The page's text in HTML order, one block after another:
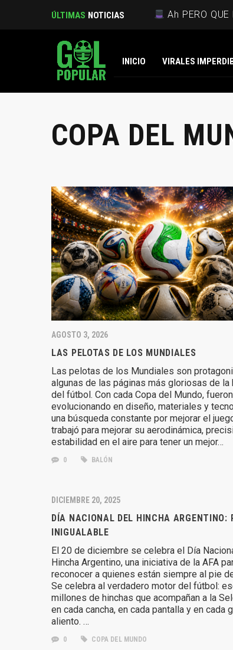
ÚLTIMAS NOTICIAS Ah PERO
INICIO VIRALES
COPA DEL
AGOSTO 3, 2026
LAS PELOTAS DE LOS MUNDIALES
Las pelotas de los Mundiales son
algunas de las páginas más gloriosas de la
del fútbol. Con cada Copa del Mundo, fueron
evolucionando en diseño, materiales y
una búsqueda constante por mejorar el
trabajó para mejorar su aerodinámica,
estabilidad en el aire para tener un mejor…
0 BALÓN
DICIEMBRE 20, 2025
DÍA NACIONAL DEL HINCHA ARGENTINO:
INIGUALABLE
El 20 de diciembre se celebra el Día
Hincha Argentino, una iniciativa de la AFA
reconocer a quienes están siempre al pie
Se celebra al verdadero motor del fútbol:
millones de hinchas que acompañan a la
en cada cancha, en cada pantalla y en cada
aliento. …
0 COPA DEL MUNDO